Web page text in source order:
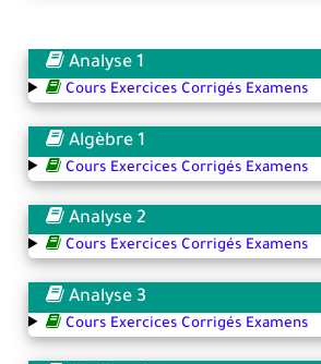
Analyse 1
Cours Exercices Corrigés Examens
Algèbre 1
Cours Exercices Corrigés Examens
Analyse 2
Cours Exercices Corrigés Examens
Analyse 3
Cours Exercices Corrigés Examens